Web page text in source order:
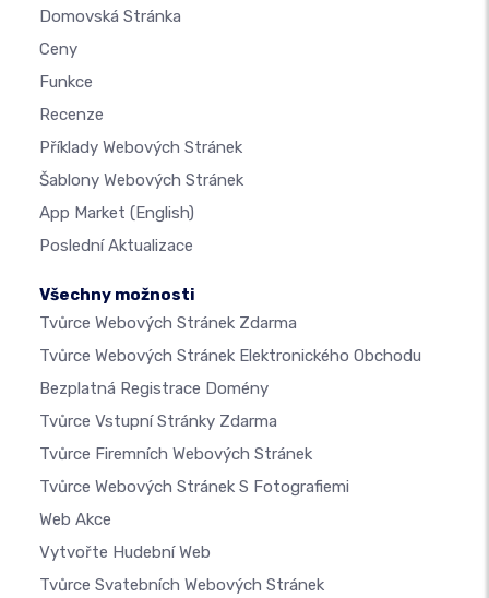
Domovská Stránka
Ceny
Funkce
Recenze
Příklady Webových Stránek
Šablony Webových Stránek
App Market (English)
Poslední Aktualizace
Všechny možnosti
Tvůrce Webových Stránek Zdarma
Tvůrce Webových Stránek Elektronického Obchodu
Bezplatná Registrace Domény
Tvůrce Vstupní Stránky Zdarma
Tvůrce Firemních Webových Stránek
Tvůrce Webových Stránek S Fotografiemi
Web Akce
Vytvořte Hudební Web
Tvůrce Svatebních Webových Stránek